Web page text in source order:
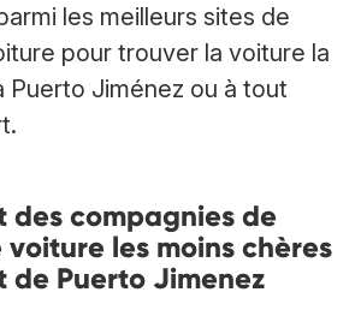
les meilleurs sites de
pour trouver la voiture la
Puerto Jiménez ou à tout
des compagnies de
les moins chères
de Puerto Jimenez